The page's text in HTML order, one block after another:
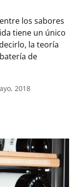
los sabores
tiene un único
la teoría
de
2018